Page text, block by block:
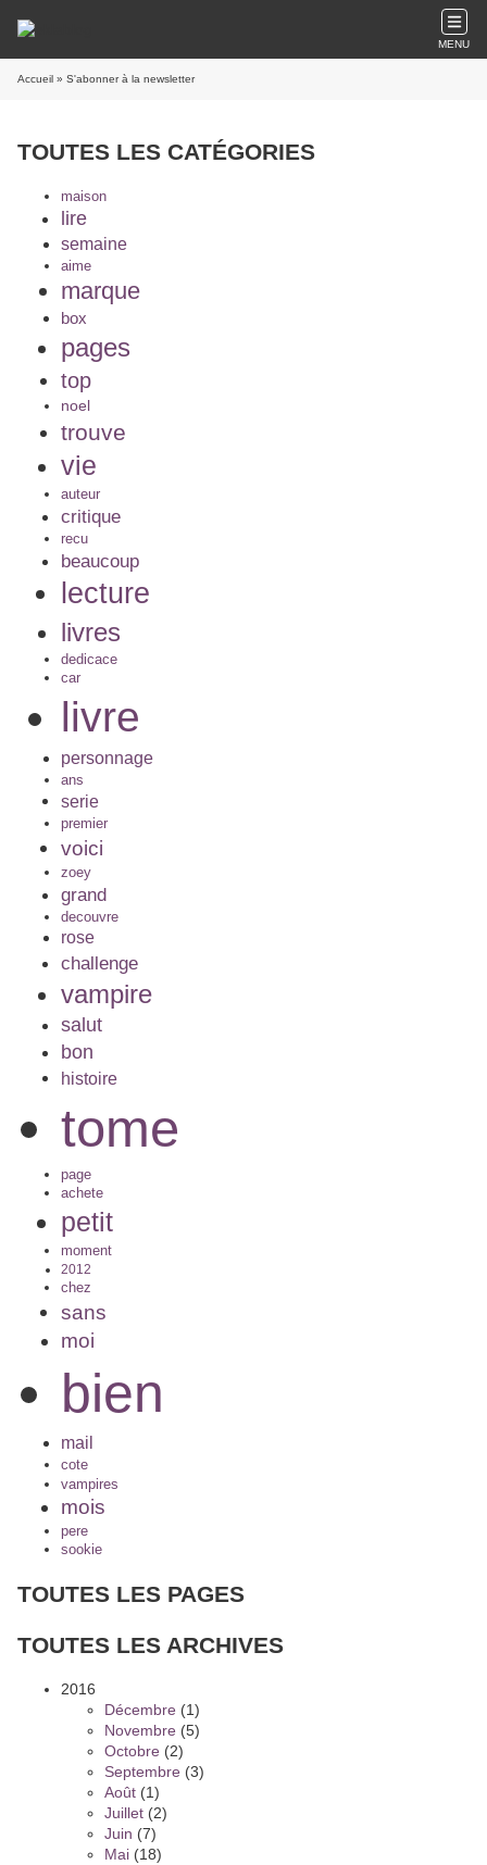
MENU
Accueil » S'abonner à la newsletter
TOUTES LES CATÉGORIES
maison
lire
semaine
aime
marque
box
pages
top
noel
trouve
vie
auteur
critique
recu
beaucoup
lecture
livres
dedicace
car
livre
personnage
ans
serie
premier
voici
zoey
grand
decouvre
rose
challenge
vampire
salut
bon
histoire
tome
page
achete
petit
moment
2012
chez
sans
moi
bien
mail
cote
vampires
mois
pere
sookie
TOUTES LES PAGES
TOUTES LES ARCHIVES
2016
Décembre (1)
Novembre (5)
Octobre (2)
Septembre (3)
Août (1)
Juillet (2)
Juin (7)
Mai (18)